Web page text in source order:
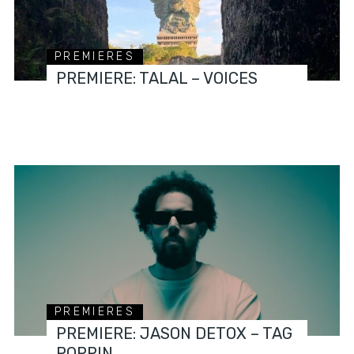
PREMIERES
PREMIERE: TALAL – VOICES
PREMIERES
PREMIERE: JASON DETOX – TAG